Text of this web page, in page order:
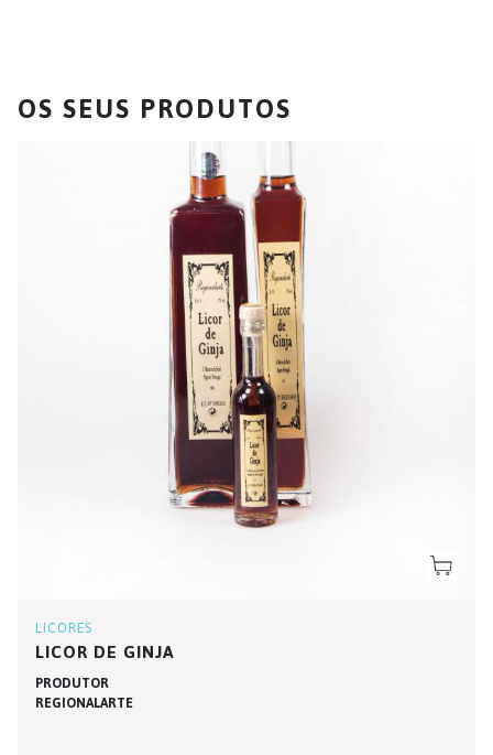
OS SEUS PRODUTOS
LICORES
LICOR DE GINJA
PRODUTOR
REGIONALARTE